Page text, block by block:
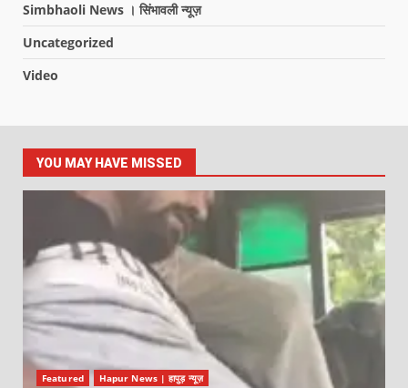
Simbhaoli News । सिंभावली न्यूज़
Uncategorized
Video
YOU MAY HAVE MISSED
Featured Hapur News | हापुड़ न्यूज़